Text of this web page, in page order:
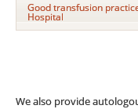
Good transfusion
Hospital
We also provide